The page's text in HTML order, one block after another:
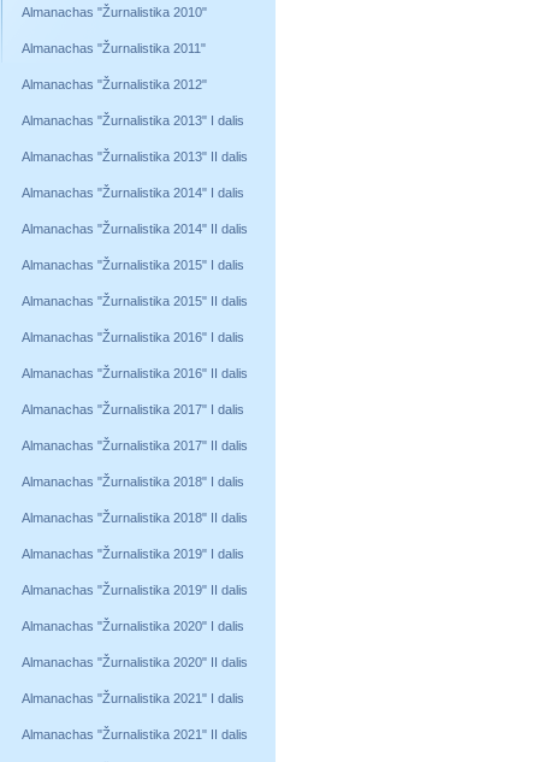
Almanachas "Žurnalistika 2010"
Almanachas "Žurnalistika 2011"
Almanachas "Žurnalistika 2012"
Almanachas "Žurnalistika 2013" I dalis
Almanachas "Žurnalistika 2013" II dalis
Almanachas "Žurnalistika 2014" I dalis
Almanachas "Žurnalistika 2014" II dalis
Almanachas "Žurnalistika 2015" I dalis
Almanachas "Žurnalistika 2015" II dalis
Almanachas "Žurnalistika 2016" I dalis
Almanachas "Žurnalistika 2016" II dalis
Almanachas "Žurnalistika 2017" I dalis
Almanachas "Žurnalistika 2017" II dalis
Almanachas "Žurnalistika 2018" I dalis
Almanachas "Žurnalistika 2018" II dalis
Almanachas "Žurnalistika 2019" I dalis
Almanachas "Žurnalistika 2019" II dalis
Almanachas "Žurnalistika 2020" I dalis
Almanachas "Žurnalistika 2020" II dalis
Almanachas "Žurnalistika 2021" I dalis
Almanachas "Žurnalistika 2021" II dalis